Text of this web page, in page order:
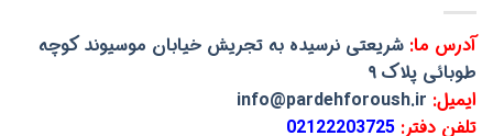
آدرس ما: شریعتی نرسیده به تجریش خیابان موسیوند کوچه
طوبائی پلاک ۹
ایمیل: info@pardehforoush.ir
تلفن دفتر: 02122203725